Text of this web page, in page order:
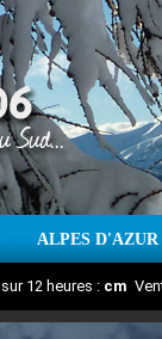
ALPES D'AZUR
12 heures : cm